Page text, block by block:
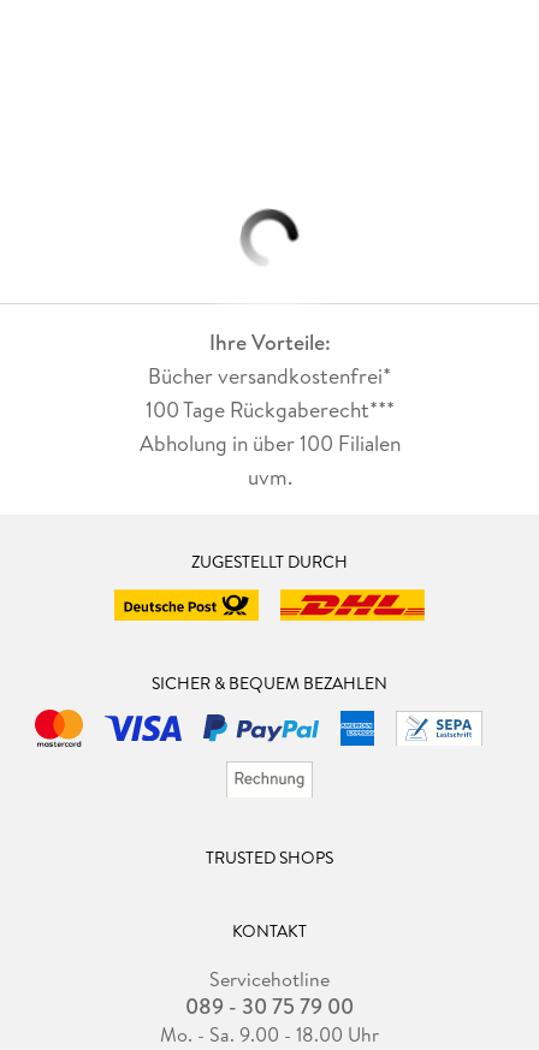
Ihre Vorteile:
Bücher versandkostenfrei*
100 Tage Rückgaberecht***
Abholung in über 100 Filialen
uvm.
ZUGESTELLT DURCH
SICHER & BEQUEM BEZAHLEN
TRUSTED SHOPS
KONTAKT
Servicehotline
089 - 30 75 79 00
Mo. - Sa. 9.00 - 18.00 Uhr